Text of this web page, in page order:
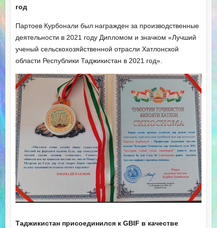
год
Партоев Курбонали был награжден за производственные
деятельности в 2021 году Дипломом и значком «Лучший
ученый сельскохозяйственной отрасли Хатлонской
области Республики Таджикистан в 2021 год».
Таджикистан присоединился к GBIF в качестве